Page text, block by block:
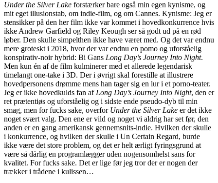
Under the Silver Lake forstærker bare også min egen kynisme, og
mit eget illusionstab, om indie-film, og om Cannes. Kynisme: Jeg er
stensikker på den her film ikke var kommet i hovedkonkurrence hvis
ikke Andrew Garfield og Riley Keough ser så godt ud på en rød
løber. Den skulle simpelthen ikke have været med. Og det var endnu
mere groteskt i 2018, hvor der var endnu en pomo og uforståelig
konspirativ-noir hybrid: Bi Gans Long Day’s Journey Into Night.
Men kun én af de film kulminerer med et allerede legendarisk
timelangt one-take i 3D. Der i øvrigt skal forestille at illustrere
hovedpersonens drømme mens han tager sig en lur i et porno-teater.
Jeg er ikke hovedkulds fan af Long Day’s Journey Into Night, den er
ret prætentiøs og uforståelig og i sidste ende pseudo-dyb til min
smag, men for fucks sake, overfor Under the Silver Lake er det ikke
noget svært valg. Den ene er vild og noget vi aldrig har set før, den
anden er en gang amerikansk gennemsnits-indie. Hvilken der skulle
i konkurrence, og hvilken der skulle i Un Certain Regard, burde
ikke være det store problem, og det er helt ærligt fyringsgrund at
være så dårlig en programlægger uden nogensomhelst sans for
kvalitet. For fucks sake. Det er lige før jeg tror der er nogen der
trækker i trådene i kulissen…